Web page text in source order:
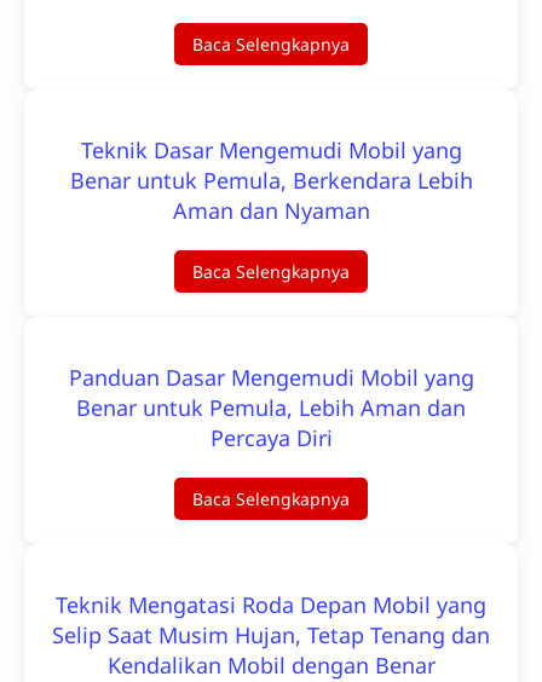
Baca Selengkapnya
Teknik Dasar Mengemudi Mobil yang
Benar untuk Pemula, Berkendara Lebih
Aman dan Nyaman
Baca Selengkapnya
Panduan Dasar Mengemudi Mobil yang
Benar untuk Pemula, Lebih Aman dan
Percaya Diri
Baca Selengkapnya
Teknik Mengatasi Roda Depan Mobil yang
Selip Saat Musim Hujan, Tetap Tenang dan
Kendalikan Mobil dengan Benar